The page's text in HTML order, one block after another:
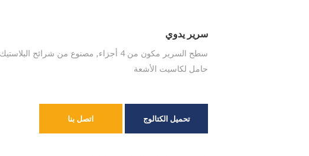
سرير يدوي
حامل لكاسيت الأشعة
تحميل الكتالوج اتصل بنا